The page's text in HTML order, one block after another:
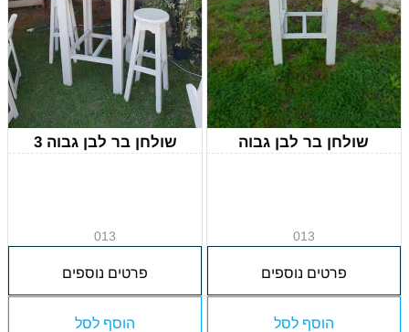
שולחן בר לבן גבוה
013
פרטים נוספים
הוסף לסל
שולחן בר לבן גבוה 3
013
פרטים נוספים
הוסף לסל